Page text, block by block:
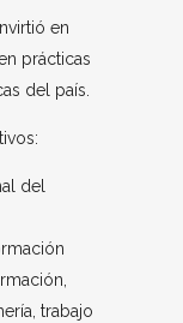
en
prácticas
del país.
del
trabajo